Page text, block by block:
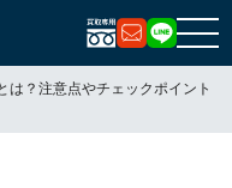
お問い合
LINE
は？注意点やチェックポイント